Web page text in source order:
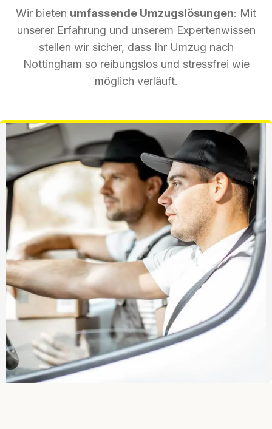
Wir bieten umfassende Umzugslösungen: Mit
unserer Erfahrung und unserem Expertenwissen
stellen wir sicher, dass Ihr Umzug nach
Nottingham so reibungslos und stressfrei wie
möglich verläuft.